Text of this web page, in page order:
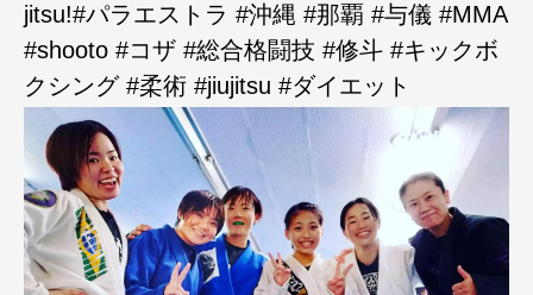
jitsu!#パラエストラ #沖縄 #那覇 #与儀 #MMA
#shooto #コザ #総合格闘技 #修斗 #キックボ
クシング #柔術 #jiujitsu #ダイエット